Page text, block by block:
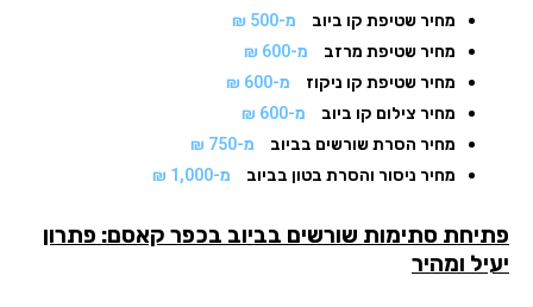
מחיר שטיפת קו ביוב
מ-500 ₪
מחיר שטיפת מרזב
מ-600 ₪
מחיר שטיפת קו ניקוז
מ-600 ₪
מחיר צילום קו ביוב
מ-600 ₪
מחיר הסרת שורשים בביוב
מ-750 ₪
מחיר ניסור והסרת בטון בביוב
מ-1,000 ₪
סתימות שורשים בביוב בכפר קאסם: פתרון
ומהיר